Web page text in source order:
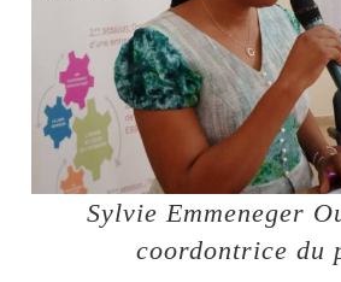
Sylvie Emmeneger
coordontrice du